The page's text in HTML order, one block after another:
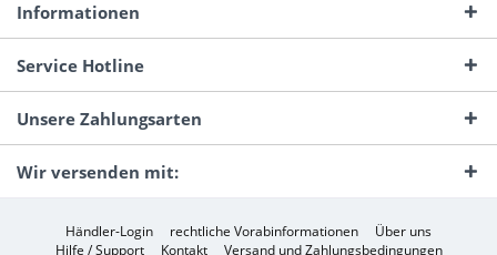
Informationen
Service Hotline
Unsere Zahlungsarten
Wir versenden mit:
Händler-Login rechtliche Vorabinformationen
Über uns
Hilfe / Support
Kontakt Versand und Zahlungsbedingungen